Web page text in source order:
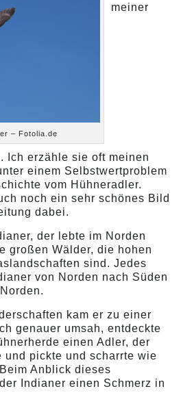
– Fotolia.de
meiner
Ich erzähle sie oft meinen
einem Selbstwertproblem
vom Hühneradler.
noch ein sehr schönes Bild
dabei.
der lebte im Norden
großen Wälder, die hohen
sind. Jedes
von Norden nach Süden
kam er zu einer
genauer umsah, entdeckte
einen Adler, der
und pickte und scharrte wie
Anblick dieses
Indianer einen Schmerz in